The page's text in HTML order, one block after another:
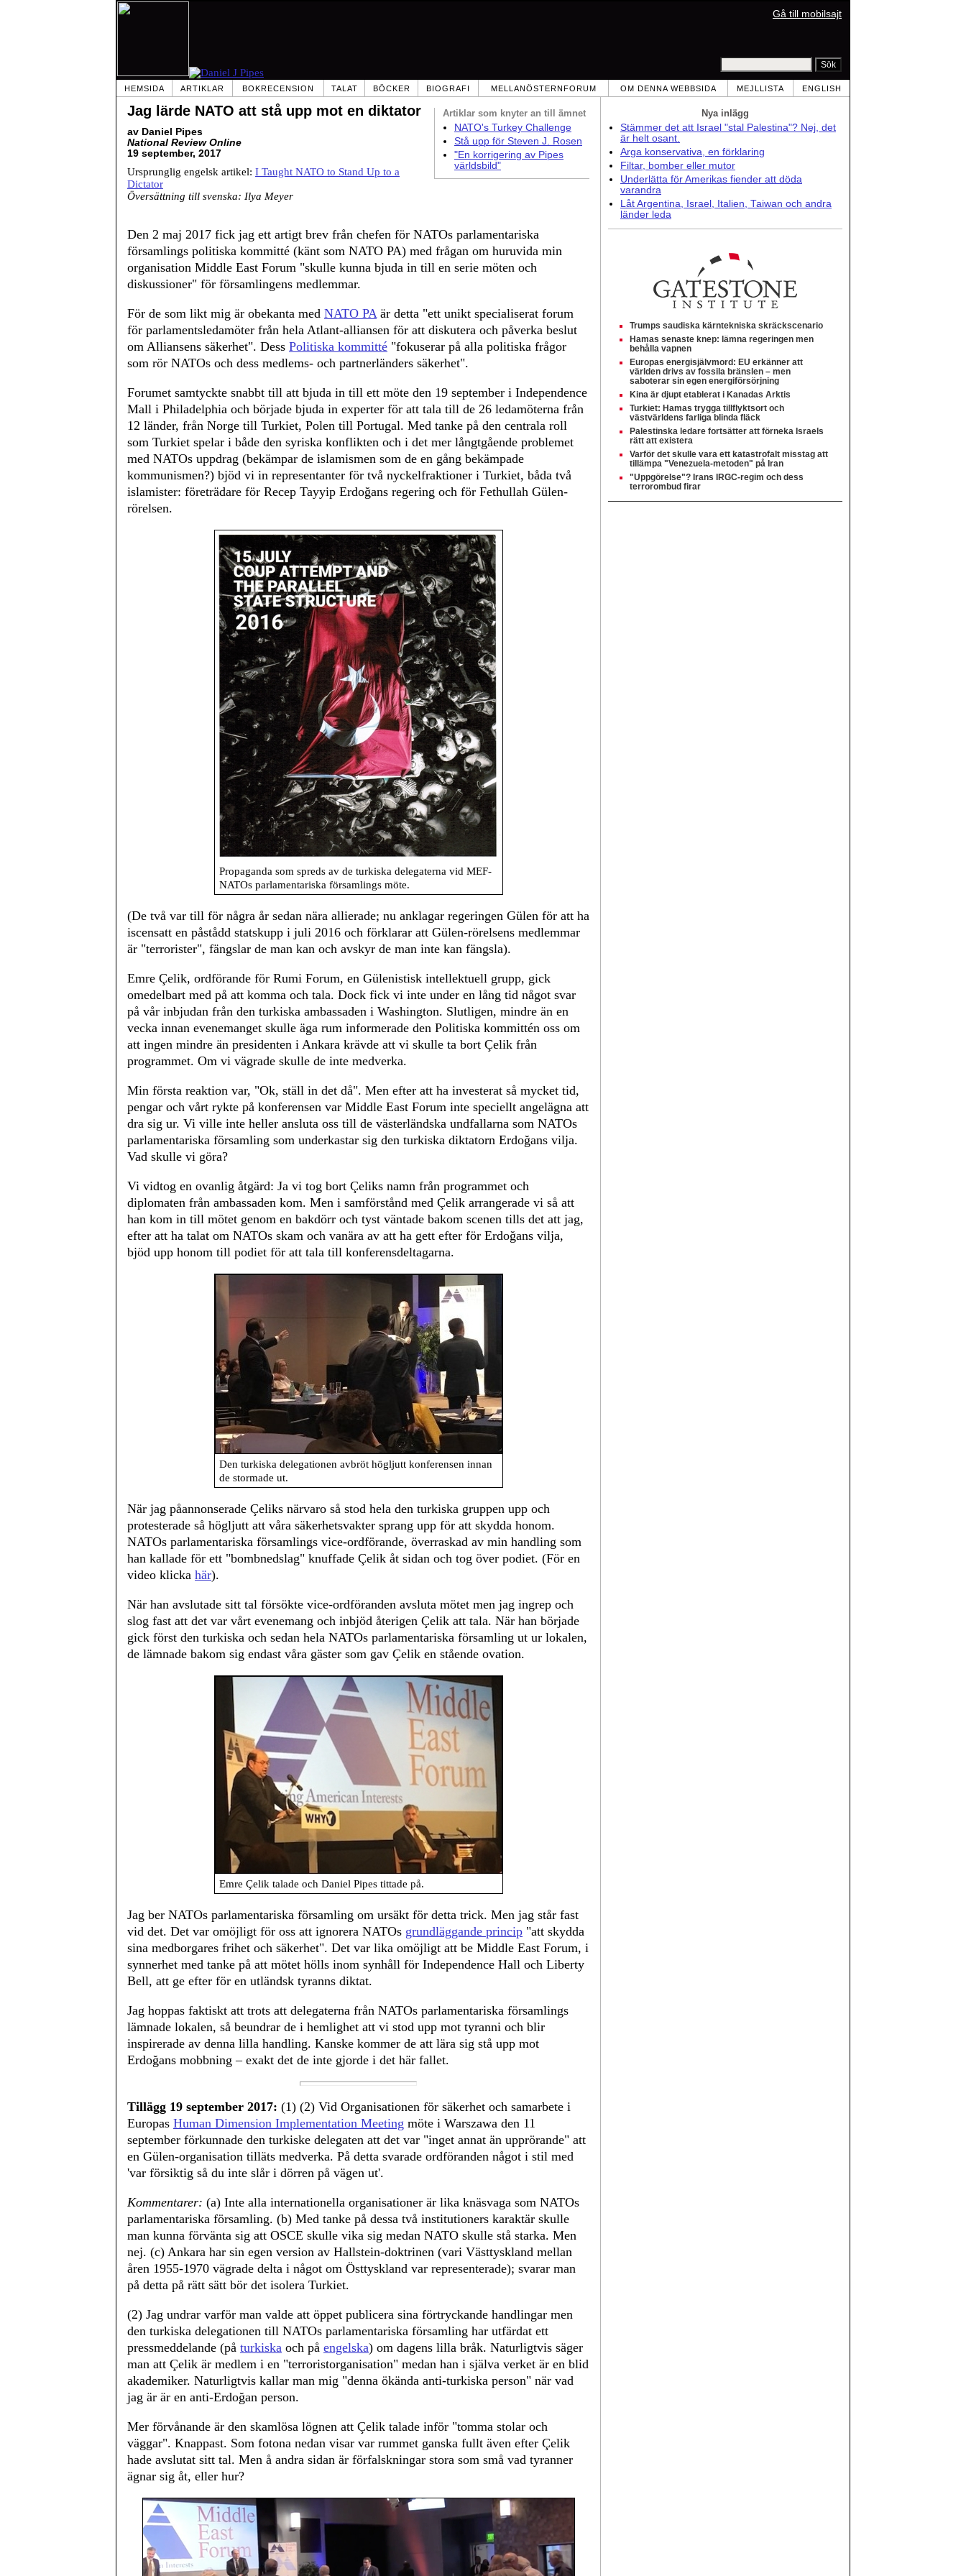
Gå till mobilsajt
HEMSIDA ARTIKLAR BOKRECENSION TALAT BÖCKER BIOGRAFI MELLANÖSTERNFORUM OM DENNA WEBBSIDA MEJLLISTA ENGLISH
Artiklar som knyter an till ämnet
NATO's Turkey Challenge
Stå upp för Steven J. Rosen
"En korrigering av Pipes
världsbild"
Jag lärde NATO att stå upp mot en diktator
av Daniel Pipes
National Review Online
19 september, 2017
Ursprunglig engelsk artikel: I Taught NATO to Stand Up to a
Dictator
Översättning till svenska: Ilya Meyer
Den 2 maj 2017 fick jag ett artigt brev från chefen för NATOs parlamentariska
församlings politiska kommitté (känt som NATO PA) med frågan om huruvida min
organisation Middle East Forum "skulle kunna bjuda in till en serie möten och
diskussioner" för församlingens medlemmar.
För de som likt mig är obekanta med NATO PAär detta "ett unikt specialiserat forum
för parlamentsledamöter från hela Atlant-alliansen för att diskutera och påverka beslut
om Alliansens säkerhet". Dess Politiska kommitté "fokuserar på alla politiska frågor
som rör NATOs och dess medlems- och partnerländers säkerhet".
Forumet samtyckte snabbt till att bjuda in till ett möte den 19 september i Independence
Mall i Philadelphia och började bjuda in experter för att tala till de 26 ledamöterna från
12 länder, från Norge till Turkiet, Polen till Portugal. Med tanke på den centrala roll
som Turkiet spelar i både den syriska konflikten och i det mer långtgående problemet
med NATOs uppdrag (bekämpar de islamismen som de en gång bekämpade
kommunismen?) bjöd vi in representanter för två nyckelfraktioner i Turkiet, båda två
islamister: företrädare för Recep Tayyip Erdoğans regering och för Fethullah Gülen-
rörelsen.
Propaganda som spreds av de turkiska delegaterna vid MEF-
NATOs parlamentariska församlings möte.
(De två var till för några år sedan nära allierade; nu anklagar regeringen Gülen för att ha
iscensatt en påstådd statskupp i juli 2016 och förklarar att Gülen-rörelsens medlemmar
är "terrorister", fängslar de man kan och avskyr de man inte kan fängsla).
Emre Çelik, ordförande för Rumi Forum, en Gülenistisk intellektuell grupp, gick
omedelbart med på att komma och tala. Dock fick vi inte under en lång tid något svar
på vår inbjudan från den turkiska ambassaden i Washington. Slutligen, mindre än en
vecka innan evenemanget skulle äga rum informerade den Politiska kommittén oss om
att ingen mindre än presidenten i Ankara krävde att vi skulle ta bort Çelik från
programmet. Om vi vägrade skulle de inte medverka.
Min första reaktion var, "Ok, ställ in det då". Men efter att ha investerat så mycket tid,
pengar och vårt rykte på konferensen var Middle East Forum inte speciellt angelägna att
dra sig ur. Vi ville inte heller ansluta oss till de västerländska undfallarna som NATOs
parlamentariska församling som underkastar sig den turkiska diktatorn Erdoğans vilja.
Vad skulle vi göra?
Vi vidtog en ovanlig åtgärd: Ja vi tog bort Çeliks namn från programmet och
diplomaten från ambassaden kom. Men i samförstånd med Çelik arrangerade vi så att
han kom in till mötet genom en bakdörr och tyst väntade bakom scenen tills det att jag,
efter att ha talat om NATOs skam och vanära av att ha gett efter för Erdoğans vilja,
bjöd upp honom till podiet för att tala till konferensdeltagarna.
Den turkiska delegationen avbröt högljutt konferensen innan
de stormade ut.
När jag påannonserade Çeliks närvaro så stod hela den turkiska gruppen upp och
protesterade så högljutt att våra säkerhetsvakter sprang upp för att skydda honom.
NATOs parlamentariska församlings vice-ordförande, överraskad av min handling som
han kallade för ett "bombnedslag" knuffade Çelik åt sidan och tog över podiet. (För en
video klicka här).
När han avslutade sitt tal försökte vice-ordföranden avsluta mötet men jag ingrep och
slog fast att det var vårt evenemang och inbjöd återigen Çelik att tala. När han började
gick först den turkiska och sedan hela NATOs parlamentariska församling ut ur lokalen,
de lämnade bakom sig endast våra gäster som gav Çelik en stående ovation.
Emre Çelik talade och Daniel Pipes tittade på.
Jag ber NATOs parlamentariska församling om ursäkt för detta trick. Men jag står fast
vid det. Det var omöjligt för oss att ignorera NATOs grundläggande princip "att skydda
sina medborgares frihet och säkerhet". Det var lika omöjligt att be Middle East Forum, i
synnerhet med tanke på att mötet hölls inom synhåll för Independence Hall och Liberty
Bell, att ge efter för en utländsk tyranns diktat.
Jag hoppas faktiskt att trots att delegaterna från NATOs parlamentariska församlings
lämnade lokalen, så beundrar de i hemlighet att vi stod upp mot tyranni och blir
inspirerade av denna lilla handling. Kanske kommer de att lära sig stå upp mot
Erdoğans mobbning – exakt det de inte gjorde i det här fallet.
Tillägg 19 september 2017: (1) (2) Vid Organisationen för säkerhet och samarbete i
Europas Human Dimension Implementation Meeting möte i Warszawa den 11
september förkunnade den turkiske delegaten att det var "inget annat än upprörande" att
en Gülen-organisation tilläts medverka. På detta svarade ordföranden något i stil med
'var försiktig så du inte slår i dörren på vägen ut'.
Kommentarer: (a) Inte alla internationella organisationer är lika knäsvaga som NATOs
parlamentariska församling. (b) Med tanke på dessa två institutioners karaktär skulle
man kunna förvänta sig att OSCE skulle vika sig medan NATO skulle stå starka. Men
nej. (c) Ankara har sin egen version av Hallstein-doktrinen (vari Västtyskland mellan
åren 1955-1970 vägrade delta i något om Östtyskland var representerade); svarar man
på detta på rätt sätt bör det isolera Turkiet.
(2) Jag undrar varför man valde att öppet publicera sina förtryckande handlingar men
den turkiska delegationen till NATOs parlamentariska församling har utfärdat ett
pressmeddelande (på turkiska och på engelska) om dagens lilla bråk. Naturligtvis säger
man att Çelik är medlem i en "terroristorganisation" medan han i själva verket är en blid
akademiker. Naturligtvis kallar man mig "denna ökända anti-turkiska person" när vad
jag är är en anti-Erdoğan person.
Mer förvånande är den skamlösa lögnen att Çelik talade inför "tomma stolar och
väggar". Knappast. Som fotona nedan visar var rummet ganska fullt även efter Çelik
hade avslutat sitt tal. Men å andra sidan är förfalskningar stora som små vad tyranner
ägnar sig åt, eller hur?
Nya inlägg
Stämmer det att Israel "stal Palestina"? Nej, det
är helt osant.
Arga konservativa, en förklaring
Filtar, bomber eller mutor
Underlätta för Amerikas fiender att döda
varandra
Låt Argentina, Israel, Italien, Taiwan och andra
länder leda
Trumps saudiska kärntekniska skräckscenario
Hamas senaste knep: lämna regeringen men
behålla vapnen
Europas energisjälvmord: EU erkänner att
världen drivs av fossila bränslen – men
saboterar sin egen energiförsörjning
Kina är djupt etablerat i Kanadas Arktis
Turkiet: Hamas trygga tillflyktsort och
västvärldens farliga blinda fläck
Palestinska ledare fortsätter att förneka Israels
rätt att existera
Varför det skulle vara ett katastrofalt misstag att
tillämpa "Venezuela-metoden" på Iran
"Uppgörelse"? Irans IRGC-regim och dess
terrorombud firar